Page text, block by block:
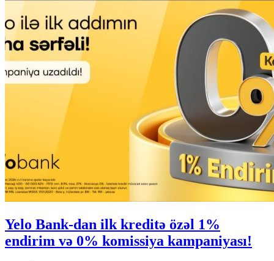
Yelo Bank-dan ilk kreditə özəl 1%
endirim və 0% komissiya kampaniyası!